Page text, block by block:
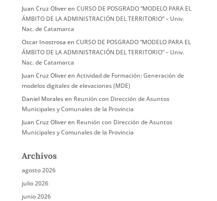
Juan Cruz Oliveren CURSO DE POSGRADO “MODELO PARA EL
ÁMBITO DE LA ADMINISTRACIÓN DEL TERRITORIO” – Univ.
Nac. de Catamarca
Oscar Inostrosa en CURSO DE POSGRADO “MODELO PARA EL
ÁMBITO DE LA ADMINISTRACIÓN DEL TERRITORIO” – Univ.
Nac. de Catamarca
Juan Cruz Oliveren Actividad de Formación: Generación de
modelos digitales de elevaciones (MDE)
Daniel Moralesen Reunión con Dirección de Asuntos
Municipales y Comunales de la Provincia
Juan Cruz Oliveren Reunión con Dirección de Asuntos
Municipales y Comunales de la Provincia
Archivos
agosto 2026
julio 2026
junio 2026